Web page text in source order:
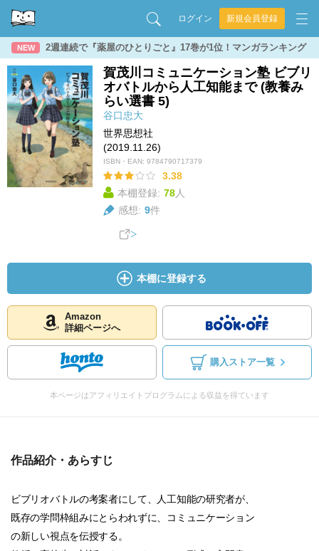
ログイン 新規会員登録
NEW 2週連続で『薬屋のひとりごと』17巻が1位！マンガランキング
賀茂川コミュニケーション塾 ビブリ
オバトルから人工知能まで (教養み
らい選書 5)
谷口忠大
世界思想社
(2019.11.26)
ISBN・EAN: 9784790717379
3.38
本棚登録: 78人
感想: 9件
本棚に登録する
Amazon
詳細ページへ
購入ストア一覧
本ページはアフィリエイトプログラムによる収益を得ています
作品紹介・あらすじ
ビブリオバトルの考案者にして、人工知能の研究者が、
既存の学問枠組みにとらわれずに、コミュニケーション
の新しい視点を伝授する。